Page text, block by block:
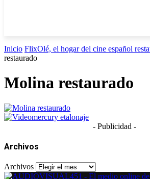
Inicio FlixOlé, el hogar del cine español
restaurado
Molina restaurado
- Publicidad -
Archivos
Archivos